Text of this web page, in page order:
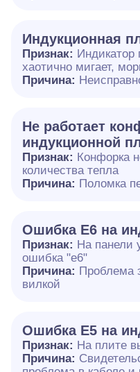
Индукционная
Признак: Индикатор
хаотично мигает,
Причина:
Не работает
индукционной
Признак: Конфорка
количества тепла
Причина: Поломка
Ошибка E6 на
Признак: На панели
ошибка "e6"
Причина: Проблема
вилкой
Ошибка Е5 на
Признак: На плите
Причина: